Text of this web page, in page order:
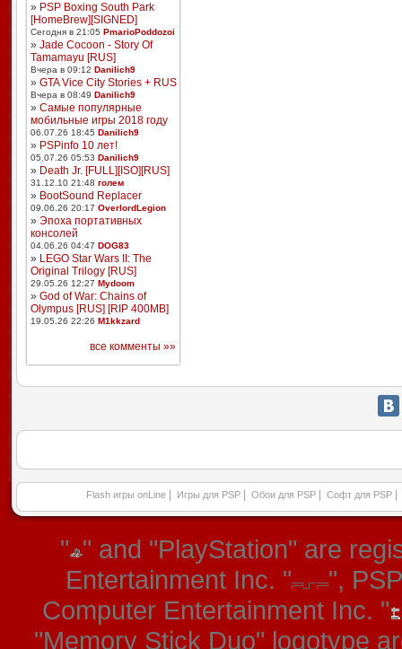
» PSP Boxing South Park
[HomeBrew][SIGNED]
Сегодня в 21:05 PmarioPoddozoi
» Jade Cocoon - Story Of
Tamamayu [RUS]
Вчера в 09:12 Danilich9
» GTA Vice City Stories + RUS
Вчера в 08:49 Danilich9
» Самые популярные
мобильные игры 2018 году
06.07.26 18:45 Danilich9
» PSPinfo 10 лет!
05.07.26 05:53 Danilich9
» Death Jr. [FULL][ISO][RUS]
31.12.10 21:48 голем
» BootSound Replacer
09.06.26 20:17 OverlordLegion
» Эпоха портативных
консолей
04.06.26 04:47 DOG83
» LEGO Star Wars II: The
Original Trilogy [RUS]
29.05.26 12:27 Mydoom
» God of War: Chains of
Olympus [RUS] [RIP 400MB]
19.05.26 22:26 M1kkzard
все комменты »»
Flash игры onLine Игры для PSP Обои для PSP Софт для PSP
" " and "PlayStation" are
Entertainment Inc. "
",
Computer Entertainment Inc. "
"Memory Stick Duo" logotype